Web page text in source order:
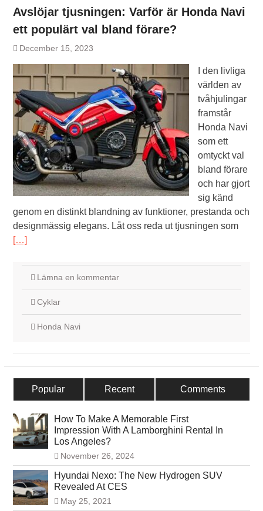
Avslöjar tjusningen: Varför är Honda Navi
ett populärt val bland förare?
December 15, 2023
I den livliga
världen av
tvåhjulingar
framstår
Honda Navi
som ett
omtyckt val
bland förare
och har gjort
sig känd
genom en distinkt blandning av funktioner, prestanda och
designmässig elegans. Låt oss reda ut tjusningen som
[…]
Lämna en kommentar
Cyklar
Honda Navi
Popular Recent Comments
How To Make A Memorable First
Impression With A Lamborghini Rental In
Los Angeles?
November 26, 2024
Hyundai Nexo: The New Hydrogen SUV
Revealed At CES
May 25, 2021